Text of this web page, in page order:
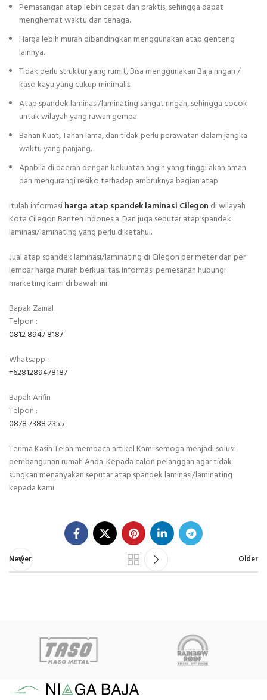
Pemasangan atap lebih cepat dan praktis, sehingga dapat
menghemat waktu dan tenaga.
Harga lebih murah dibandingkan menggunakan atap genteng
lainnya.
Tidak perlu struktur yang rumit, Bisa menggunakan Baja ringan /
kaso kayu yang cukup minimalis.
Atap spandek laminasi/laminating sangat ringan, sehingga cocok
untuk wilayah yang rawan gempa.
Bahan Kuat, Tahan lama, dan tidak perlu perawatan dalam jangka
waktu yang panjang.
Apabila di daerah dengan kekuatan angin yang tinggi akan aman
dan mengurangi resiko terhadap ambruknya bagian atap.
Itulah informasiharga atap spandek laminasi Cilegon di wilayah
Kota Cilegon Banten Indonesia. Dan juga seputar atap spandek
laminasi/laminating yang perlu diketahui.
Jual atap spandek laminasi/laminating di Cilegon per meter dan per
lembar harga murah berkualitas. Informasi pemesanan hubungi
marketing kami di bawah ini.
Bapak Zainal
Telpon :
0812 8947 8187
Whatsapp :
+6281289478187
Bapak Arifin
Telpon :
0878 7388 2355
Terima Kasih Telah membaca artikel Kami semoga menjadi solusi
pembangunan rumah Anda. Kepada calon pelanggan agar tidak
sungkan menanyakan seputar atap spandek laminasi/laminating
kepada kami.
Newer Older